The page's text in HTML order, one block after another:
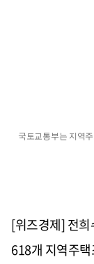
국토교통부는 지역
[위즈경제] 전
618개 지역주